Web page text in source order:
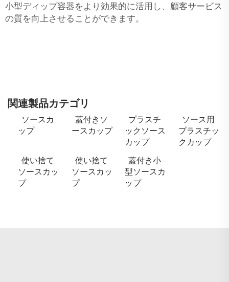
小型ディップ容器をより効果的に活用し、顧客サービス
の質を向上させることができます。
関連製品カテゴリ
ソースカ
ップ
蓋付きソ
ースカップ
プラスチ
ックソース
カップ
ソース用
プラスチッ
クカップ
使い捨て
ソースカッ
プ
使い捨て
ソースカッ
プ
蓋付き小
型ソースカ
ップ